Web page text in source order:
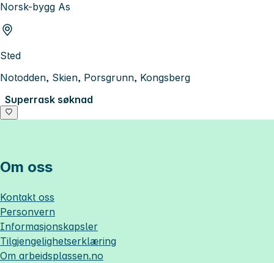
Norsk-bygg As
Sted
Notodden, Skien, Porsgrunn, Kongsberg
Superrask søknad
Om oss
Kontakt oss
Personvern
Informasjonskapsler
Tilgjengelighetserklæring
Om arbeidsplassen.no